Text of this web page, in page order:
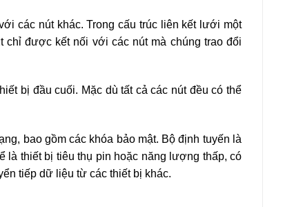
các nút khác. Trong cấu trúc liên kết lưới một
chỉ được kết nối với các nút mà chúng trao đổi
bị đầu cuối. Mặc dù tất cả các nút đều có thể
bao gồm các khóa bảo mật. Bộ định tuyến là
là thiết bị tiêu thụ pin hoặc năng lượng thấp, có
tiếp dữ liệu từ các thiết bị khác.